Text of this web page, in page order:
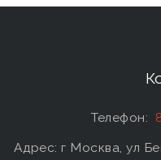
Телефон:
Адрес: г Москва, ул